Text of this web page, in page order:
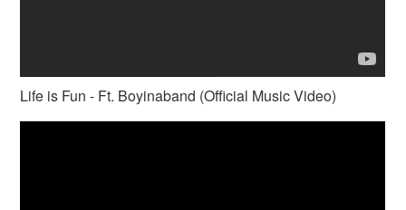
Life is Fun - Ft. Boyinaband (Official Music Video)